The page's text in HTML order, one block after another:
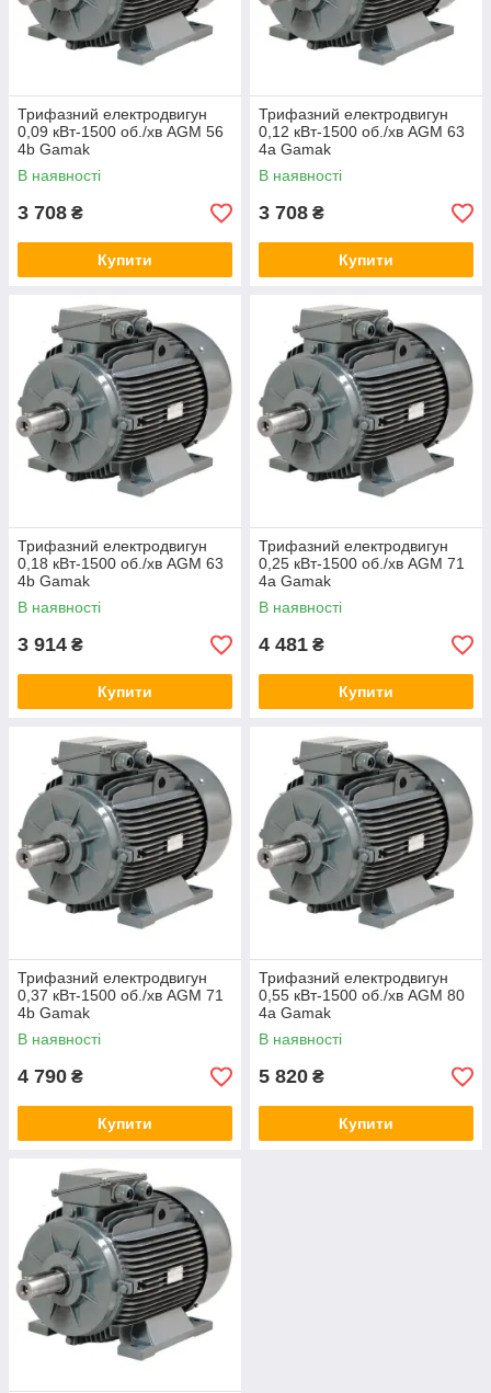
Виконання IM B5 (великий фланець)
Виконання IM B35 та IM B14
IM B35 (Лапи + Фланець B5):
IM B14 (Малий фланець):
Трифазний електродвигун
0,09 кВт-1500 об./хв AGM 56
4b Gamak
В наявності
3 708 ₴
Купити
Трифазний електродвигун
0,12 кВт-1500 об./хв AGM 63
4a Gamak
В наявності
3 708 ₴
Купити
Трифазний електродвигун
0,18 кВт-1500 об./хв AGM 63
4b Gamak
В наявності
3 914 ₴
Купити
Трифазний електродвигун
0,25 кВт-1500 об./хв AGM 71
4a Gamak
В наявності
4 481 ₴
Купити
Трифазний електродвигун
0,37 кВт-1500 об./хв AGM 71
4b Gamak
В наявності
4 790 ₴
Купити
Трифазний електродвигун
0,55 кВт-1500 об./хв AGM 80
4a Gamak
В наявності
5 820 ₴
Купити